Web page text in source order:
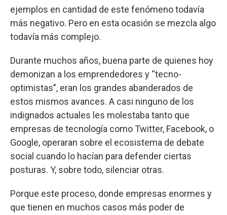
ejemplos en cantidad de este fenómeno todavía
más negativo. Pero en esta ocasión se mezcla algo
todavía más complejo.
Durante muchos años, buena parte de quienes hoy
demonizan a los emprendedores y “tecno-
optimistas”, eran los grandes abanderados de
estos mismos avances. A casi ninguno de los
indignados actuales les molestaba tanto que
empresas de tecnología como Twitter, Facebook, o
Google, operaran sobre el ecosistema de debate
social cuando lo hacían para defender ciertas
posturas. Y, sobre todo, silenciar otras.
Porque este proceso, donde empresas enormes y
que tienen en muchos casos más poder de